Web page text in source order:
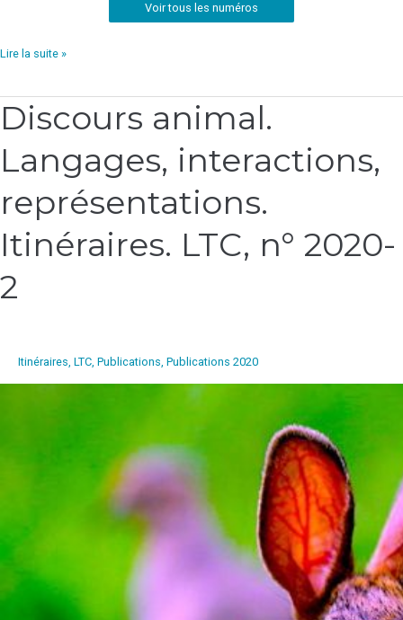
Voir tous les numéros
Lire la suite »
Discours animal.
Langages, interactions,
représentations.
Itinéraires. LTC, n° 2020-
2
Itinéraires, LTC Publications Publications 2020
Discours
animal.
Langages,
interactions,
représentations.
Itinéraires.
n° 2020-